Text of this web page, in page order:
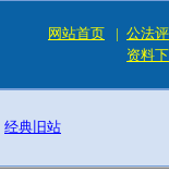
网站首页 | 公法
资料
经典旧站